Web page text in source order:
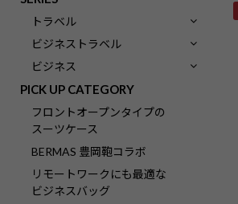
トラベル
ビジネストラベル
ビジネス
PICK UP CATEGORY
フロントオープンタイプの
スーツケース
BERMAS 豊岡鞄コラボ
リモートワークにも最適な
ビジネスバッグ